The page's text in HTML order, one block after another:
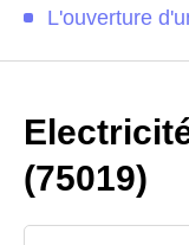
L'ouverture
(75019)